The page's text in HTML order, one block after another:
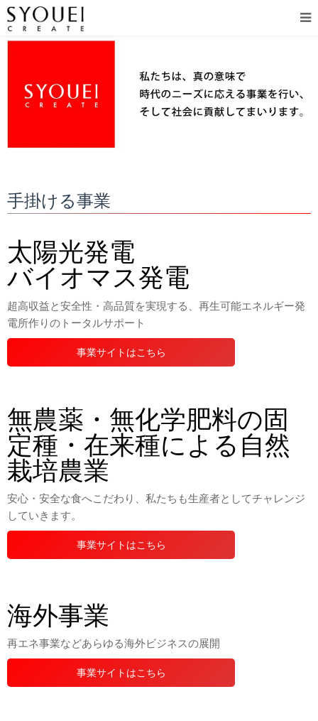
手掛ける事業
太陽光発電
バイオマス発電
超高収益と安全性・高品質を実現する、再生可能エネルギー発
電所作りのトータルサポート
事業サイトはこちら
無農薬・無化学肥料の固
定種・在来種による自然
栽培農業
安心・安全な食へこだわり、私たちも生産者としてチャレンジ
していきます。
事業サイトはこちら
海外事業
再エネ事業などあらゆる海外ビジネスの展開
事業サイトはこちら